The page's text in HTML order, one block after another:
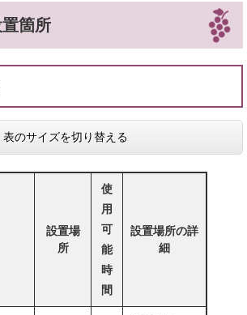
箇所
表のサイズを切り替える
設置場
所
使
用
可
能
時
間
設置場所の詳
細